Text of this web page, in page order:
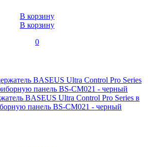
В корзину
В корзину
0
BASEUS Ultra Control Pro Series в
панель BS-CM021 - черный